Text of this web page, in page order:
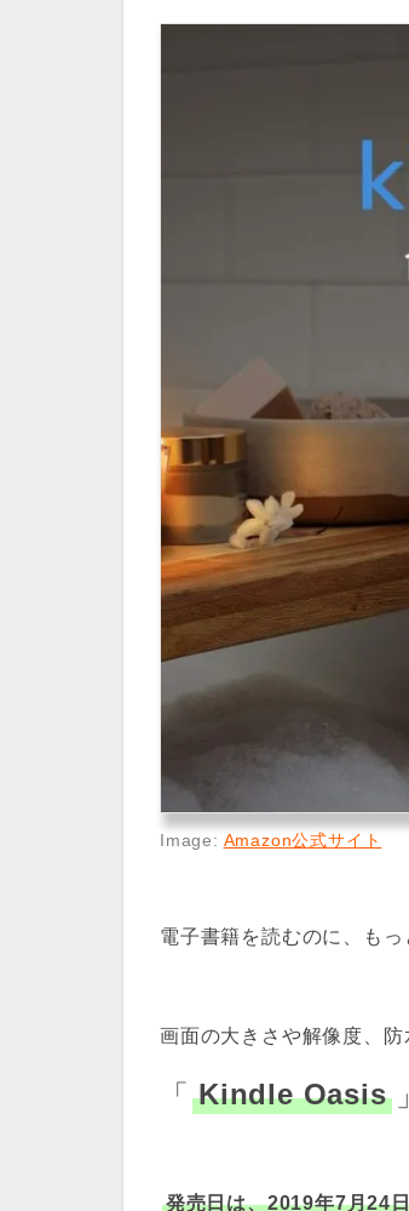
Image: Amazon公式サイト
電子書籍を読むのに、も
画面の大きさや解像度、
「 Kindle Oasis 」
発売日は、2019年7月24